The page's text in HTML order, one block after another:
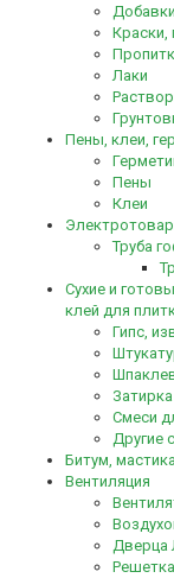
Краски,
Лаки
Пены, клеи,
Пены
Клеи
Труба
Сухие и
клей для
Гипс,
Смеси
Другие
Битум, мастика
Вентиляция
Дверца